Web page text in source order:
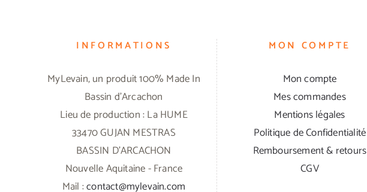
INFORMATIONS
MyLevain, un produit 100% Made In
Bassin d'Arcachon
Lieu de production : La HUME
33470 GUJAN MESTRAS
BASSIN D'ARCACHON
Nouvelle Aquitaine - France
Mail :contact@mylevain.com
MON COMPTE
Mon compte
Mes commandes
Mentions légales
Politique de Confidentialité
Remboursement & retours
CGV